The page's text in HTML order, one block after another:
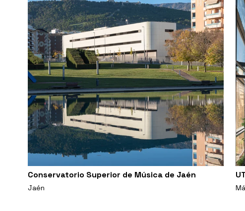
Conservatorio Superior de Música de Jaén
Jaén